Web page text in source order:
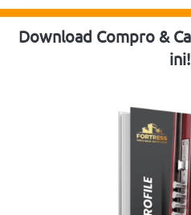
Download Compro &
ini!